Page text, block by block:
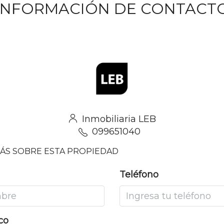
DE
Inmobiliaria LEB
099651040
SOBRE ESTA PROPIEDAD
Teléfono